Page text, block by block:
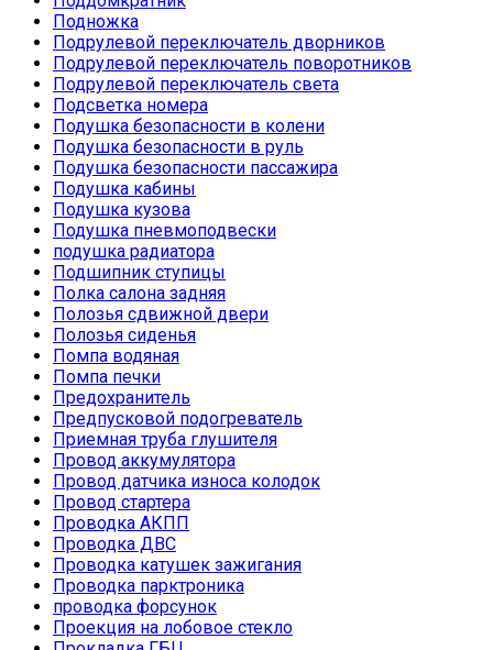
Подножка
Подрулевой переключатель дворников
Подрулевой переключатель поворотников
Подрулевой переключатель света
Подсветка номера
Подушка безопасности в колени
Подушка безопасности в руль
Подушка безопасности пассажира
Подушка кабины
Подушка кузова
Подушка пневмоподвески
подушка радиатора
Подшипник ступицы
Полка салона задняя
Полозья сдвижной двери
Полозья сиденья
Помпа водяная
Помпа печки
Предохранитель
Предпусковой подогреватель
Приемная труба глушителя
Провод аккумулятора
Провод датчика износа колодок
Провод стартера
Проводка АКПП
Проводка ДВС
Проводка катушек зажигания
Проводка парктроника
проводка форсунок
Проекция на лобовое стекло